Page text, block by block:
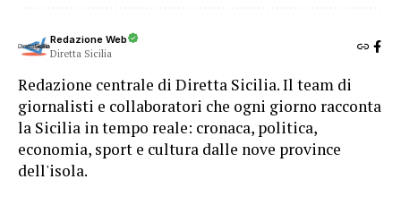
Redazione Web
Diretta Sicilia
Redazione centrale di Diretta Sicilia. Il team di
giornalisti e collaboratori che ogni giorno racconta
la Sicilia in tempo reale: cronaca, politica,
economia, sport e cultura dalle nove province
dell'isola.